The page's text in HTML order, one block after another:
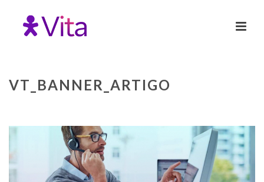
VT_BANNER_ARTIGO